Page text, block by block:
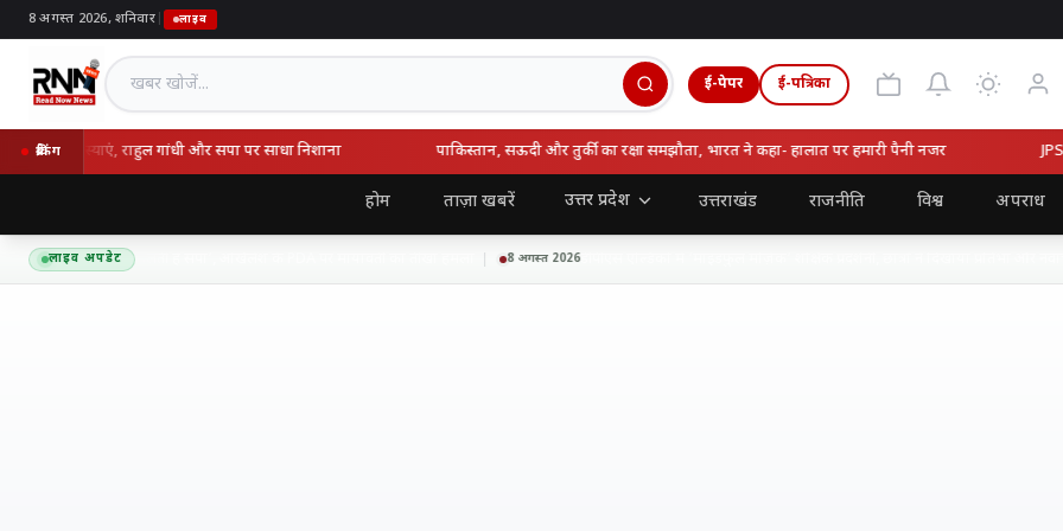
8 अगस्त 2026, शनिवार| लाइव
ई-पेपर ई-पत्रिका
ब्रेकिंग
जनसमस्याएं, राहुल गांधी और सपा पर साधा निशाना पाकिस्तान, सऊदी और तुर्की का रक्षा समझौता, भारत ने कहा- हालात पर हमारी पैनी नजर
होम ताज़ा खबरें उत्तर प्रदेश उत्तराखंड राजनीति विश्व अपराध
लाइव अपडेट
की तरह रंग बदलती है सपा’, अखिलेश के PDA पर मायावती का तीखा हमला 8 अगस्त 2026डीपीएस एल्डिको में ‘माइंडफुल मोज़ेक’ शैक्षिक प्रदर्शनी, छात्रों ने दिखाया प्रतिभा और नवाचार